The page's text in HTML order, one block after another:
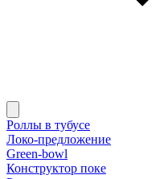
Роллы в тубусе
Локо-предложение
Green-bowl
Конструктор поке